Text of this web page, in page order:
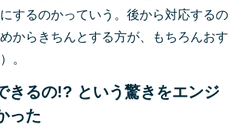
するのかっていう。後から対応するの
からきちんとする方が、もちろんおす
。
きるの!? という驚きをエンジ
った